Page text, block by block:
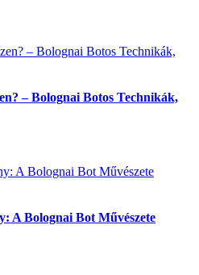
– Bolognai Botos Technikák,
A Bolognai Bot Művészete